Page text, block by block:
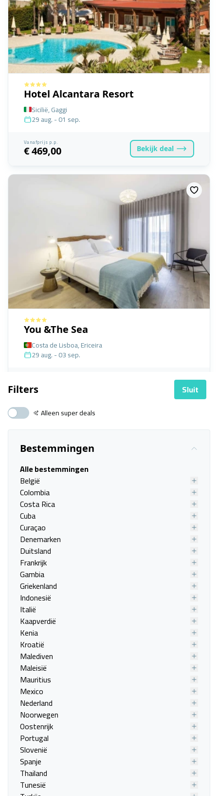
Filters Sluit
Alleen super deals
Bestemmingen
Alle bestemmingen
België
Colombia
Costa Rica
Cuba
Curaçao
Denemarken
Duitsland
Frankrijk
Gambia
Griekenland
Indonesië
Italië
Kaapverdië
Kenia
Kroatië
Malediven
Maleisië
Mauritius
Mexico
Nederland
Noorwegen
Oostenrijk
Portugal
Slovenië
Spanje
Thailand
Tunesië
Hotel Alcantara Resort
Sicilië, Gaggi
29 aug. - 01 sep.
Vanafprijs p.p.
€ 469,00 Bekijk deal
You &The Sea
Costa de Lisboa, Ericeira
29 aug. - 03 sep.
€ 589,00
Hotel Etna
Sicilië, Giarre
30 aug. - 06 sep.
Vanafprijs p.p.
€ 430,00